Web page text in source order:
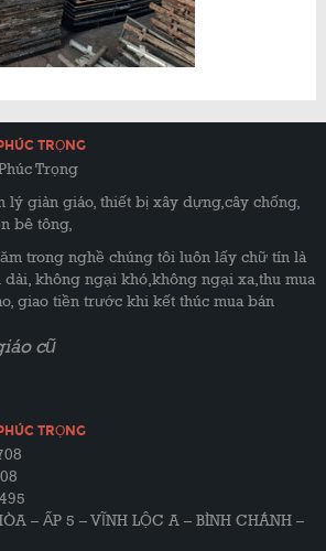
TRỌNG
Trọng
lý giàn giáo, thiết bị xây dựng,cây chống,
bê tông,
trong nghề chúng tôi luôn lấy chữ tín là
không ngại khó,không ngại xa,thu mua
giao tiền trước khi kết thúc mua bán
cũ
TRỌNG
– ẤP 5 – VĨNH LỘC A – BÌNH CHÁNH –